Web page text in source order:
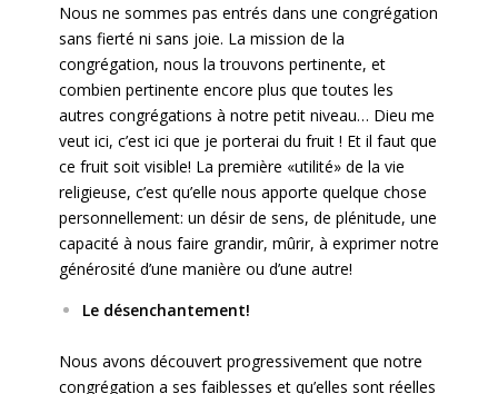
Nous ne sommes pas entrés dans une congrégation
sans fierté ni sans joie. La mission de la
congrégation, nous la trouvons pertinente, et
combien pertinente encore plus que toutes les
autres congrégations à notre petit niveau… Dieu me
veut ici, c’est ici que je porterai du fruit ! Et il faut que
ce fruit soit visible! La première «utilité» de la vie
religieuse, c’est qu’elle nous apporte quelque chose
personnellement: un désir de sens, de plénitude, une
capacité à nous faire grandir, mûrir, à exprimer notre
générosité d’une manière ou d’une autre!
Le désenchantement!
Nous avons découvert progressivement que notre
congrégation a ses faiblesses et qu’elles sont réelles